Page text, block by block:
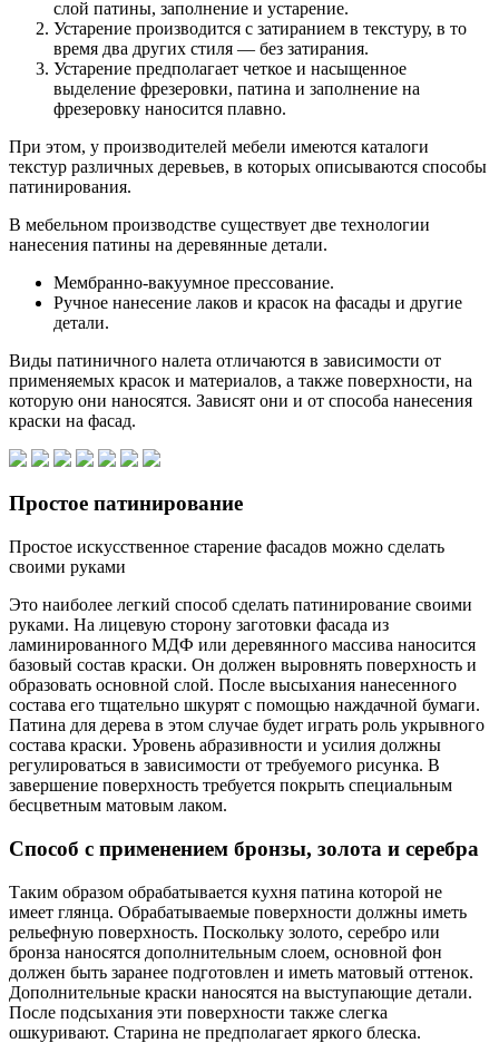
слой патины, заполнение и устарение.
Устарение производится с затиранием в текстуру, в то
время два других стиля — без затирания.
Устарение предполагает четкое и насыщенное
выделение фрезеровки, патина и заполнение на
фрезеровку наносится плавно.
При этом, у производителей мебели имеются каталоги
текстур различных деревьев, в которых описываются способы
патинирования.
В мебельном производстве существует две технологии
нанесения патины на деревянные детали.
Мембранно-вакуумное прессование.
Ручное нанесение лаков и красок на фасады и другие
детали.
Виды патиничного налета отличаются в зависимости от
применяемых красок и материалов, а также поверхности, на
которую они наносятся. Зависят они и от способа нанесения
краски на фасад.
Простое патинирование
Простое искусственное старение фасадов можно сделать
своими руками
Это наиболее легкий способ сделать патинирование своими
руками. На лицевую сторону заготовки фасада из
ламинированного МДФ или деревянного массива наносится
базовый состав краски. Он должен выровнять поверхность и
образовать основной слой. После высыхания нанесенного
состава его тщательно шкурят с помощью наждачной бумаги.
Патина для дерева в этом случае будет играть роль укрывного
состава краски. Уровень абразивности и усилия должны
регулироваться в зависимости от требуемого рисунка. В
завершение поверхность требуется покрыть специальным
бесцветным матовым лаком.
Способ с применением бронзы, золота и серебра
Таким образом обрабатывается кухня патина которой не
имеет глянца. Обрабатываемые поверхности должны иметь
рельефную поверхность. Поскольку золото, серебро или
бронза наносятся дополнительным слоем, основной фон
должен быть заранее подготовлен и иметь матовый оттенок.
Дополнительные краски наносятся на выступающие детали.
После подсыхания эти поверхности также слегка
ошкуривают. Старина не предполагает яркого блеска.